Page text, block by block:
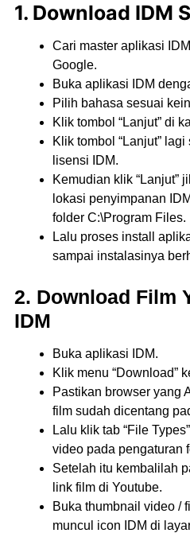
1. Download IDM
Cari master aplikasi
Google.
Buka aplikasi IDM
Pilih bahasa sesuai
Klik tombol “Lanjut” di
Klik tombol “Lanjut”
lisensi IDM.
Kemudian klik “Lanjut”
lokasi penyimpanan
folder C:\Program Files.
Lalu proses install
sampai instalasinya
2. Download Film
IDM
Buka aplikasi IDM.
Klik menu “Download”
Pastikan browser yang
film sudah dicentang
Lalu klik tab “File
video pada pengaturan
Setelah itu kembalilah
link film di Youtube.
Buka thumbnail video /
muncul icon IDM di